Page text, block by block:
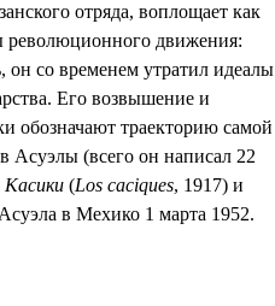
отряда, воплощает как
революционного движения:
он со временем утратил идеалы
Его возвышение и
обозначают траекторию самой
(всего он написал 22
Касики (Los caciques, 1917) и
в Мехико 1 марта 1952.